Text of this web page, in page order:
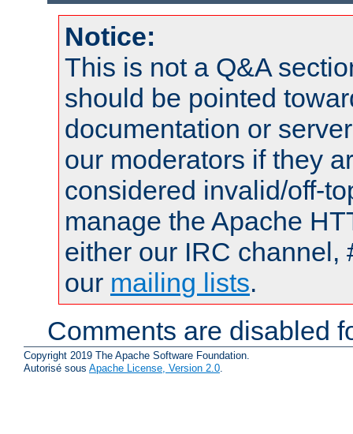
Notice:
This is not a Q&A
should be pointed
documentation or
our moderators if they
considered invalid/off-
manage the Apache
either our IRC channel,
our mailing lists.
Comments are disabled
Copyright 2019 The Apache Software Foundation.
Autorisé sous Apache License, Version 2.0